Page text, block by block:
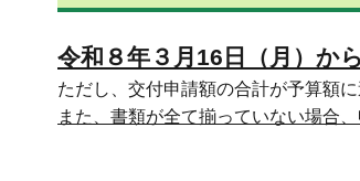
令和８年３月16日（月）か
ただし、交付申請額の合計が予算額
また、書類が全て揃っていない場合